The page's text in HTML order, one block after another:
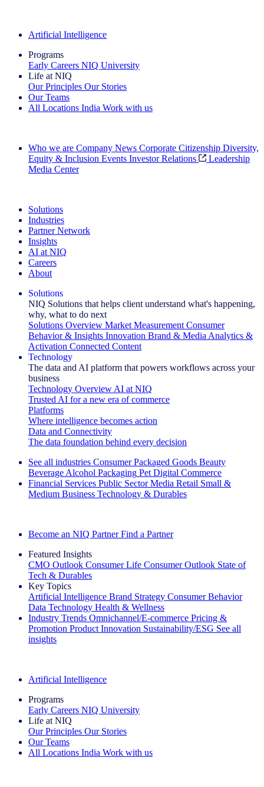
Artificial Intelligence
Programs
Early Careers NIQ University
Life at NIQ
Our Principles Our Stories
Our Teams
All Locations India Work with us
Who we are Company News Corporate Citizenship Diversity,
Equity & Inclusion Events Investor Relations
Leadership
Media Center
Solutions
Industries
Partner Network
Insights
AI at NIQ
Careers
About
Solutions
NIQ Solutions that helps client understand what's happening,
why, what to do next
Solutions Overview Market Measurement Consumer
Behavior & Insights Innovation Brand & Media Analytics &
Activation Connected Content
Technology
The data and AI platform that powers workflows across your
business
Technology Overview AI at NIQ
Trusted AI for a new era of commerce
Platforms
Where intelligence becomes action
Data and Connectivity
The data foundation behind every decision
See all industries Consumer Packaged Goods Beauty
Beverage Alcohol Packaging Pet Digital Commerce
Financial Services Public Sector Media Retail Small &
Medium Business Technology & Durables
Become an NIQ Partner Find a Partner
Featured Insights
CMO Outlook Consumer Life Consumer Outlook State of
Tech & Durables
Key Topics
Artificial Intelligence Brand Strategy Consumer Behavior
Data Technology Health & Wellness
Industry Trends Omnichannel/E-commerce Pricing &
Promotion Product Innovation Sustainability/ESG See all
insights
Artificial Intelligence
Programs
Early Careers NIQ University
Life at NIQ
Our Principles Our Stories
Our Teams
All Locations India Work with us